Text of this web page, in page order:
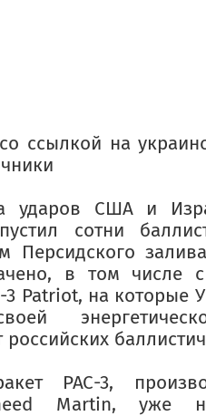
ссылкой на
ударов США и
сотни
Персидского
в том числе
3 Patriot, на которые
PAC-3,
Martin, уже